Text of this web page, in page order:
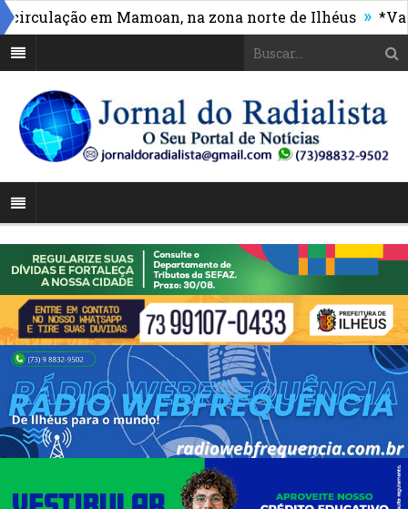
em Mamoan, na zona norte de Ilhéus » *Vasco